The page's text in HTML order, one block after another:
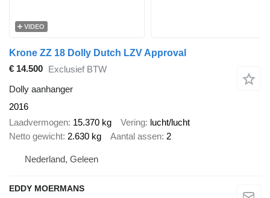
VIDEO
Krone ZZ 18 Dolly Dutch LZV Approval
€ 14.500 Exclusief BTW
Dolly aanhanger
2016
Laadvermogen 15.370 kg Vering lucht/lucht
Netto gewicht 2.630 kg Aantal assen 2
Nederland, Geleen
EDDY MOERMANS